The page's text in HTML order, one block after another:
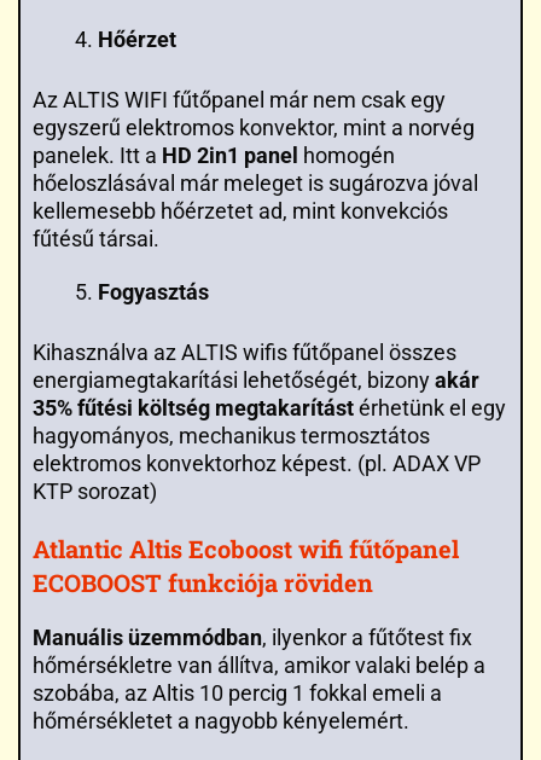
Hőérzet
Az ALTIS WIFI fűtőpanel már nem csak egy
egyszerű elektromos konvektor, mint a norvég
panelek. Itt a HD 2in1 panel homogén
hőeloszlásával már meleget is sugározva jóval
kellemesebb hőérzetet ad, mint konvekciós
fűtésű társai.
Fogyasztás
Kihasználva az ALTIS wifis fűtőpanel összes
energiamegtakarítási lehetőségét, bizonyakár
35% fűtési költség megtakarítástérhetünk el egy
hagyományos, mechanikus termosztátos
elektromos konvektorhoz képest. (pl. ADAX VP
KTP sorozat)
Atlantic Altis Ecoboost wifi fűtőpanel
ECOBOOST funkciója röviden
Manuális üzemmódban, ilyenkor a fűtőtest fix
hőmérsékletre van állítva, amikor valaki belép a
szobába, az Altis 10 percig 1 fokkal emeli a
hőmérsékletet a nagyobb kényelemért.